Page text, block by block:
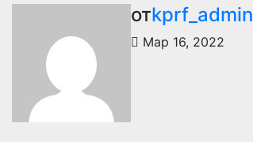
отkprf_admin
Мар 16, 2022